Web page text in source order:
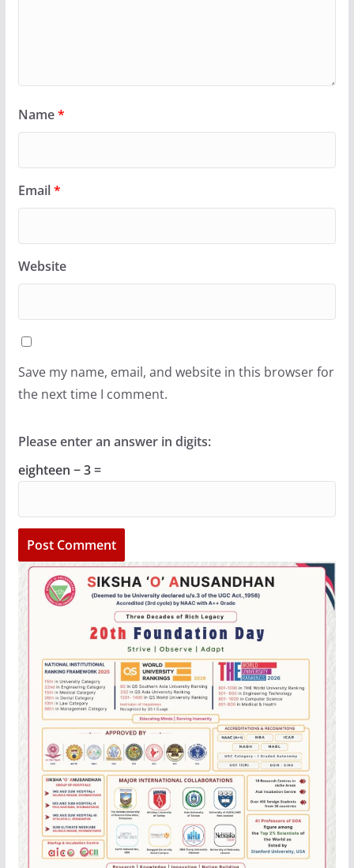
Name*
Email*
Website
Save my name, email, and website in this browser for
the next time I comment.
Please enter an answer in digits:
eighteen − 3 =